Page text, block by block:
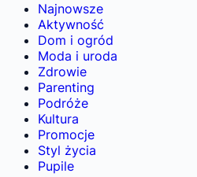
Najnowsze
Aktywność
Dom i ogród
Moda i uroda
Zdrowie
Parenting
Podróże
Kultura
Promocje
Styl życia
Pupile